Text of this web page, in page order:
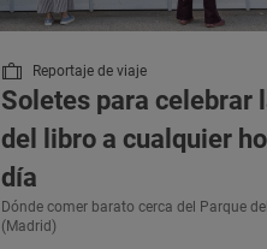
Reportaje de viaje
Soletes para celebrar
del libro a cualquier
día
Dónde comer barato cerca del Parque
(Madrid)